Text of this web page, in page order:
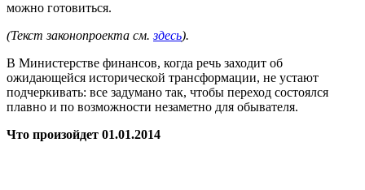
можно готовиться.
(Текст законопроекта см.здесь).
В Министерстве финансов, когда речь заходит об
ожидающейся исторической трансформации, не устают
подчеркивать: все задумано так, чтобы переход состоялся
плавно и по возможности незаметно для обывателя.
Что произойдет 01.01.2014